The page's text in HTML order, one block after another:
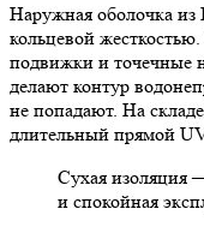
Наружная оболочка
кольцевой
подвижки и точечные
делают контур
не попадают. На
длительный прямой
Сухая изоляция
и спокойная